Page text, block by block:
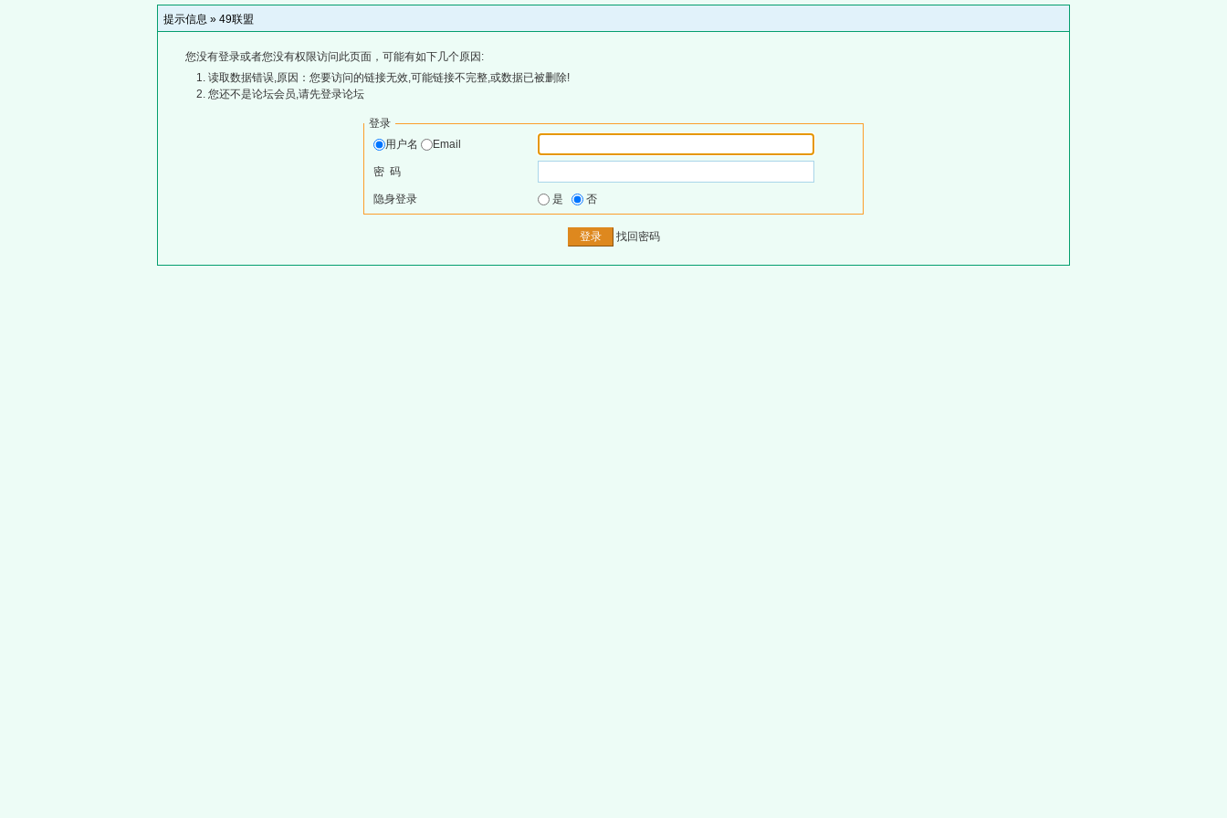
提示信息 » 49联盟
您没有登录或者您没有权限访问此页面，可能有如下几个原因:
读取数据错误,原因：您要访问的链接无效,可能链接不完整,或数据已被删除!
您还不是论坛会员,请先登录论坛
登录
用户名
Email
密 码
隐身登录 是 否
找回密码